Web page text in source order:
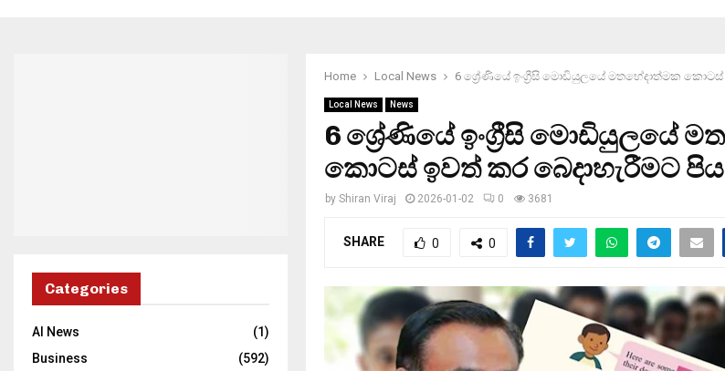
Home Local News 6 ශ්‍රේණියේ ඉංග්‍රීසි මොඩියුලයේ මතභේදාත්මක කොටස්
Local News News
6 ශ්‍රේණියේ ඉංග්‍රීසි මොඩියුලයේ
කොටස් ඉවත් කර බෙදාහැරීමට
by Shiran Viraj 2026-01-02 0 3681
SHARE 0 0
Categories
AI News
(1)
Business
(592)